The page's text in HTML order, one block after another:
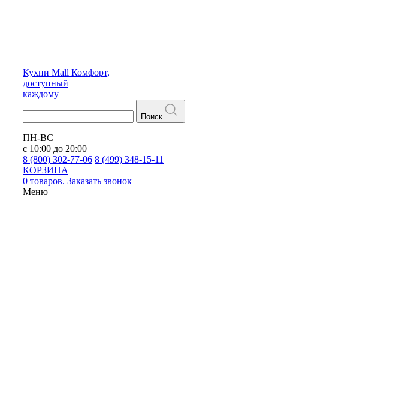
Кухни Mall Комфорт,
доступный
каждому
Поиск
ПН-ВС
с 10:00 до 20:00
8 (800) 302-77-06 8 (499) 348-15-11
КОРЗИНА
0 товаров. Заказать звонок
Меню